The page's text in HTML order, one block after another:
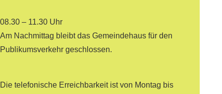
08.30 – 11.30 Uhr
Am Nachmittag bleibt das Gemeindehaus für den
Publikumsverkehr geschlossen.
Die telefonische Erreichbarkeit ist von Montag bis